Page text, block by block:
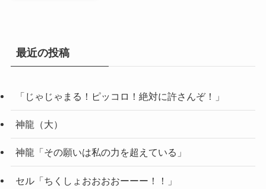
最近の投稿
「じゃじゃまる！ピッコロ！絶対に許さんぞ！」
神龍（大）
神龍「その願いは私の力を超えている」
セル「ちくしょおおおおーーー！！」